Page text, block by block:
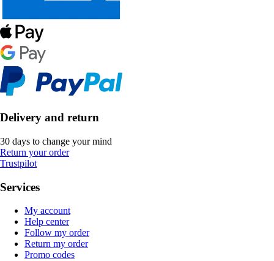
Delivery and return
30 days to change your mind
Return your order
Trustpilot
Services
My account
Help center
Follow my order
Return my order
Promo codes